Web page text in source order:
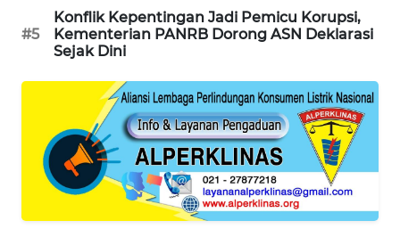
#5
Konflik Kepentingan Jadi Pemicu Korupsi,
Kementerian PANRB Dorong ASN Deklarasi
Sejak Dini
ID
MAWAKA
MARTABAT
NET
PLN